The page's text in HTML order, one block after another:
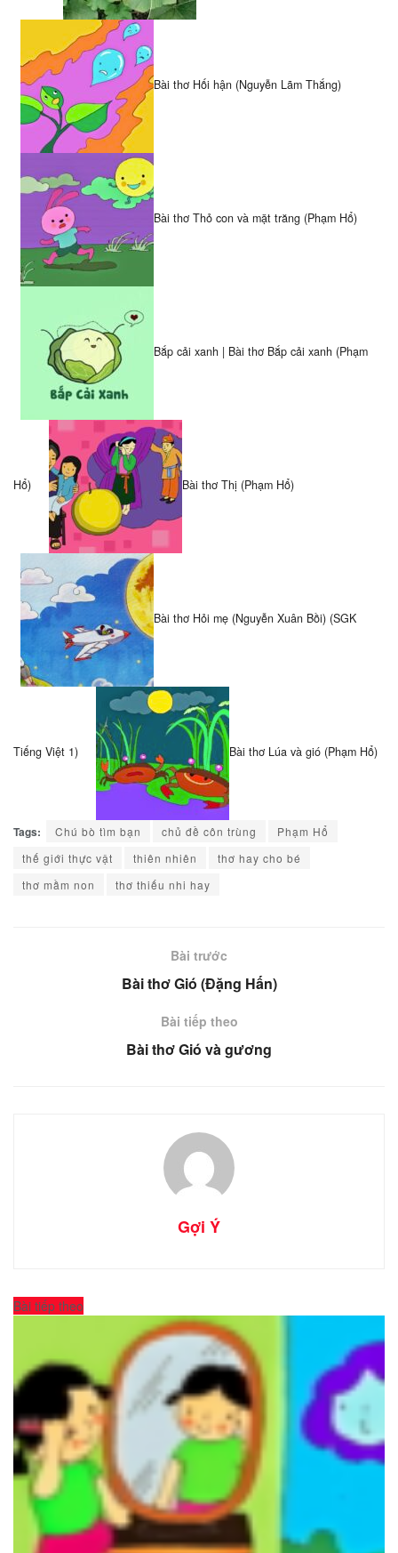
Bài thơ Hối hận (Nguyễn Lãm Thắng)
Bài thơ Thỏ con và mặt trăng (Phạm Hổ)
Bắp cải xanh | Bài thơ Bắp cải xanh (Phạm
Hổ) Bài thơ Thị (Phạm Hổ)
Bài thơ Hỏi mẹ (Nguyễn Xuân Bồi) (SGK
Tiếng Việt 1) Bài thơ Lúa và gió (Phạm Hổ)
Tags: Chú bò tìm bạn chủ đề côn trùng
Phạm Hổ
thế giới thực vật
thiên nhiên
thơ hay cho bé
thơ mầm non
thơ thiếu nhi hay
Bài trước
Bài thơ Gió (Đặng Hấn)
Bài tiếp theo
Bài thơ Gió và gương
Gợi Ý
Bài tiếp theo